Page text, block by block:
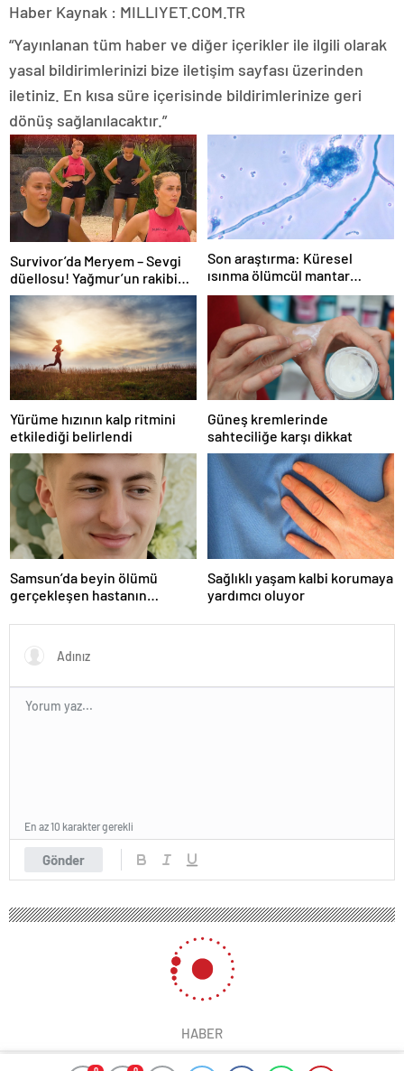
Haber Kaynak : MILLIYET.COM.TR
“Yayınlanan tüm haber ve diğer içerikler ile ilgili olarak
yasal bildirimlerinizi bize iletişim sayfası üzerinden
iletiniz. En kısa süre içerisinde bildirimlerinize geri
dönüş sağlanılacaktır.”
Survivor’da Meryem – Sevgi
düellosu! Yağmur’un rakibi
belli oldu
Son araştırma: Küresel
ısınma ölümcül mantar
hastalığını yayabilir
Yürüme hızının kalp ritmini
etkilediği belirlendi
Güneş kremlerinde
sahteciliğe karşı dikkat
Samsun’da beyin ölümü
gerçekleşen hastanın
Sağlıklı yaşam kalbi korumaya
yardımcı oluyor
Gönder
En az 10 karakter gerekli
HABER